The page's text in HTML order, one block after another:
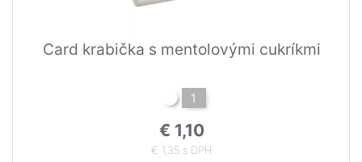
Card krabička s mentolovými cukríkmi
1
€ 1,10
€ 1,35 s DPH